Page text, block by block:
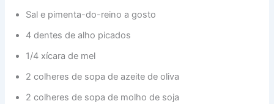
Sal e pimenta-do-reino a gosto
4 dentes de alho picados
1/4 xícara de mel
2 colheres de sopa de azeite de oliva
2 colheres de sopa de molho de soja